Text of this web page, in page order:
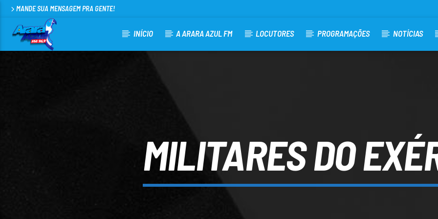
MANDE SUA MENSAGEM PRA GENTE!
INÍCIO A ARARA AZUL FM LOCUTORES PROGRAMAÇÕES NOTÍCIAS
MILITARES DO